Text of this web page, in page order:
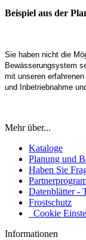
Beispiel aus der
Sie haben nicht die
Bewässerungsystem
mit unseren
und Inbetriebnahme
Mehr über...
Kataloge
Planung und
Haben Sie
Datenblätter -
Frostschutz
Cookie
Informationen